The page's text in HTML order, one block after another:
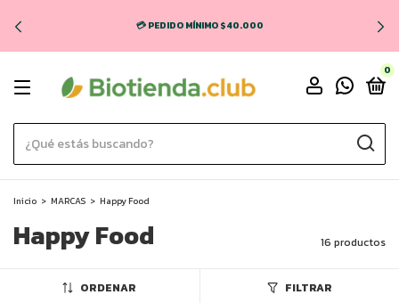
💳 PEDIDO MÍNIMO $40.000
0
Inicio > MARCAS > Happy Food
Happy Food 16 productos
ORDENAR FILTRAR